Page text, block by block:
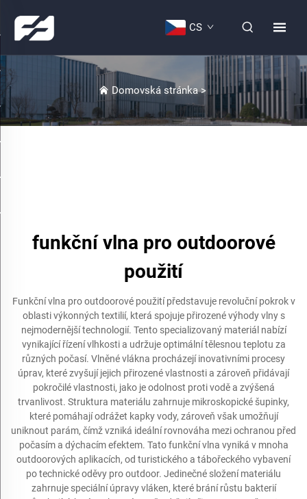
CS
Domovská stránka>
funkční vlna pro outdoorové
použití
Funkční vlna pro outdoorové použití představuje revoluční pokrok v
oblasti výkonných textilií, která spojuje přirozené výhody vlny s
nejmodernější technologií. Tento specializovaný materiál nabízí
vynikající řízení vlhkosti a udržuje optimální tělesnou teplotu za
různých počasí. Vlněné vlákna procházejí inovativními procesy
úprav, které zvyšují jejich přirozené vlastnosti a zároveň přidávají
pokročilé vlastnosti, jako je odolnost proti vodě a zvýšená
trvanlivost. Struktura materiálu zahrnuje mikroskopické šupinky,
které pomáhají odrážet kapky vody, zároveň však umožňují
uniknout parám, čímž vzniká ideální rovnováha mezi ochranou před
počasím a dýchacím efektem. Tato funkční vlna vyniká v mnoha
outdoorových aplikacích, od turistického a tábořeckého vybavení
po technické oděvy pro outdoor. Jedinečné složení materiálu
zahrnuje speciální úpravy vláken, které brání růstu bakterií